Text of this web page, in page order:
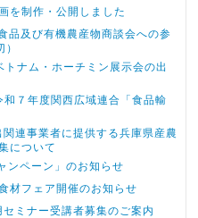
を制作・公開しました
品及び有機農産物商談会への参
トナム・ホーチミン展示会の出
和７年度関西広域連合「食品輸
関連事業者に提供する兵庫県産農
について
ンペーン」のお知らせ
材フェア開催のお知らせ
セミナー受講者募集のご案内